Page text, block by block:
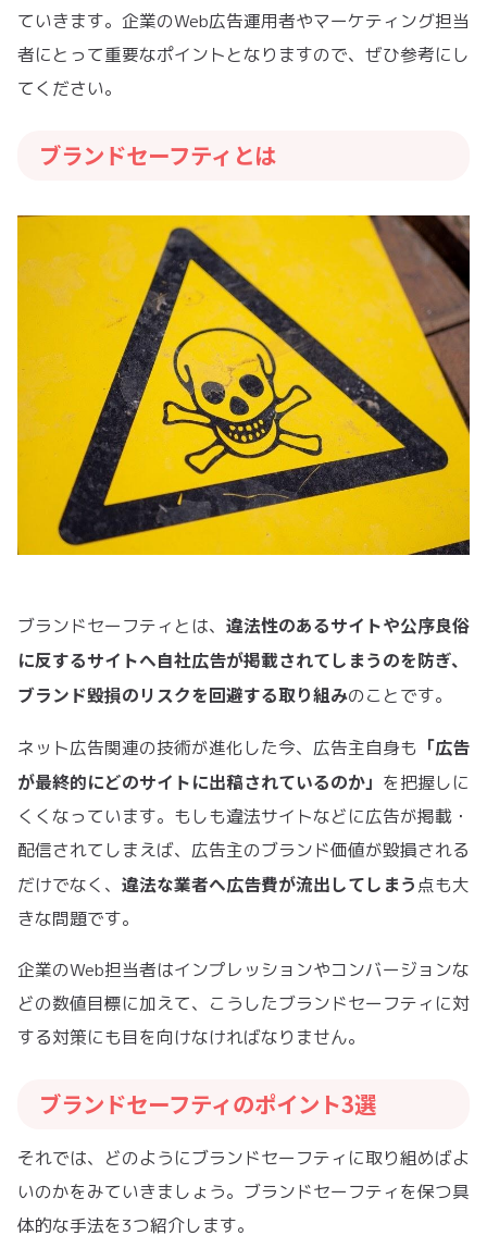
ていきます。企業のWeb広告運用者やマーケティング担当
者にとって重要なポイントとなりますので、ぜひ参考にし
てください。
ブランドセーフティとは
ブランドセーフティとは、 違法性のあるサイトや公序良俗
に反するサイトへ自社広告が掲載されてしまうのを防ぎ、
ブランド毀損のリスクを回避する取り組みのことです。
ネット広告関連の技術が進化した今、広告主自身も 「広告
が最終的にどのサイトに出稿されているのか」 を把握しに
くくなっています。もしも違法サイトなどに広告が掲載・
配信されてしまえば、広告主のブランド価値が毀損される
だけでなく、 違法な業者へ広告費が流出してしまう点も大
きな問題です。
企業のWeb担当者はインプレッションやコンバージョンな
どの数値目標に加えて、こうしたブランドセーフティに対
する対策にも目を向けなければなりません。
ブランドセーフティのポイント3選
それでは、どのようにブランドセーフティに取り組めばよ
いのかをみていきましょう。ブランドセーフティを保つ具
体的な手法を3つ紹介します。